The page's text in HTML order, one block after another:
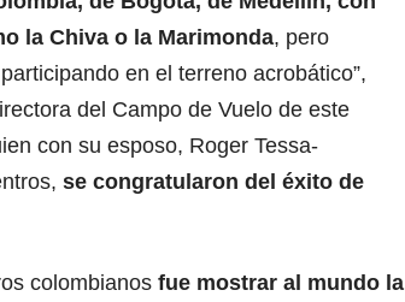
la Chiva o la Marimonda, pero
en el terreno acrobático”,
del Campo de Vuelo de este
con su esposo, Roger Tessa-
se congratularon del éxito de
colombianos fue mostrar al mundo la